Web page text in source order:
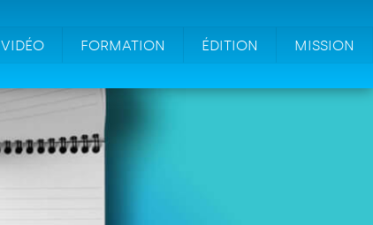
VIDÉO FORMATION ÉDITION MISSION